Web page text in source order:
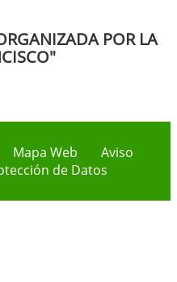
POR LA
Mapa Web
Aviso
de Datos